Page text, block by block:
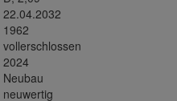
22.04.2032
1962
vollerschlossen
2024
Neubau
neuwertig